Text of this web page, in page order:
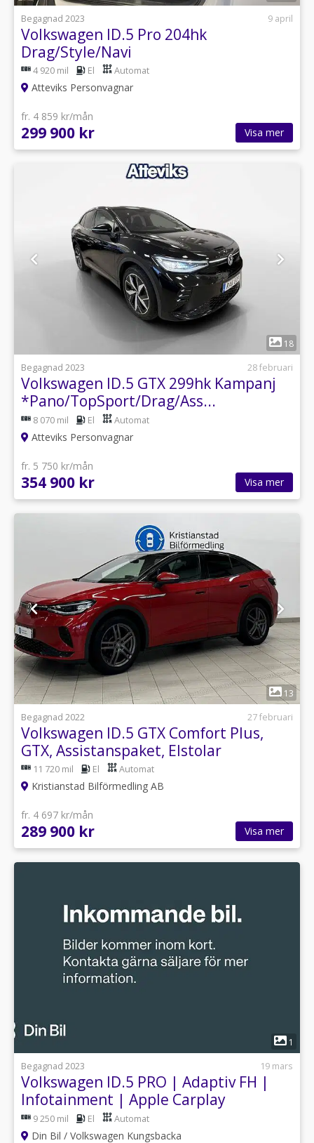
Begagnad 2023
9 april
Volkswagen ID.5 Pro 204hk
Drag/Style/Navi
4 920 mil El Automat
Atteviks Personvagnar
fr. 4 859 kr/mån
299 900 kr Visa mer
1
18
Begagnad 2023
28 februari
Volkswagen ID.5 GTX 299hk Kampanj
*Pano/TopSport/Drag/Ass...
8 070 mil El Automat
Atteviks Personvagnar
fr. 5 750 kr/mån
354 900 kr Visa mer
1
13
Begagnad 2022
27 februari
Volkswagen ID.5 GTX Comfort Plus,
GTX, Assistanspaket, Elstolar
11 720 mil El Automat
Kristianstad Bilförmedling AB
fr. 4 697 kr/mån
289 900 kr Visa mer
1
Begagnad 2023
19 mars
Volkswagen ID.5 PRO | Adaptiv FH |
Infotainment | Apple Carplay
9 250 mil El Automat
Din Bil / Volkswagen Kungsbacka